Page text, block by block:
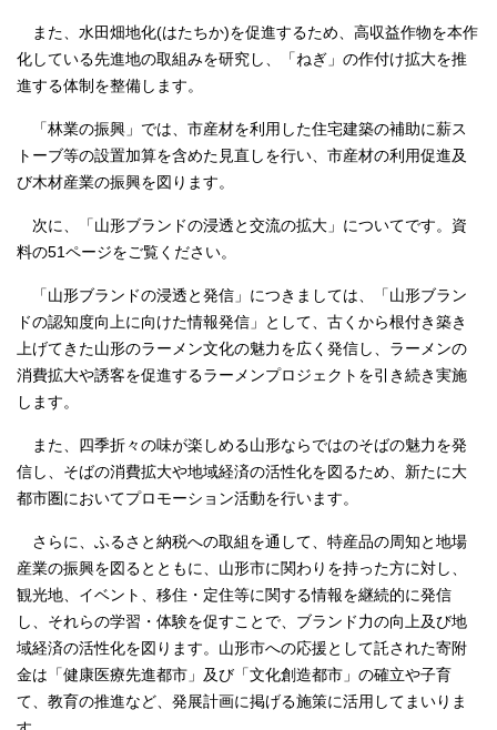
また、水田畑地化(はたちか)を促進するため、高収益作物を本作
化している先進地の取組みを研究し、「ねぎ」の作付け拡大を推
進する体制を整備します。
「林業の振興」では、市産材を利用した住宅建築の補助に薪ス
トーブ等の設置加算を含めた見直しを行い、市産材の利用促進及
び木材産業の振興を図ります。
次に、「山形ブランドの浸透と交流の拡大」についてです。資
料の51ページをご覧ください。
「山形ブランドの浸透と発信」につきましては、「山形ブラン
ドの認知度向上に向けた情報発信」として、古くから根付き築き
上げてきた山形のラーメン文化の魅力を広く発信し、ラーメンの
消費拡大や誘客を促進するラーメンプロジェクトを引き続き実施
します。
また、四季折々の味が楽しめる山形ならではのそばの魅力を発
信し、そばの消費拡大や地域経済の活性化を図るため、新たに大
都市圏においてプロモーション活動を行います。
さらに、ふるさと納税への取組を通して、特産品の周知と地場
産業の振興を図るとともに、山形市に関わりを持った方に対し、
観光地、イベント、移住・定住等に関する情報を継続的に発信
し、それらの学習・体験を促すことで、ブランド力の向上及び地
域経済の活性化を図ります。山形市への応援として託された寄附
金は「健康医療先進都市」及び「文化創造都市」の確立や子育
て、教育の推進など、発展計画に掲げる施策に活用してまいりま